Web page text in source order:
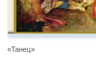
«Танец»